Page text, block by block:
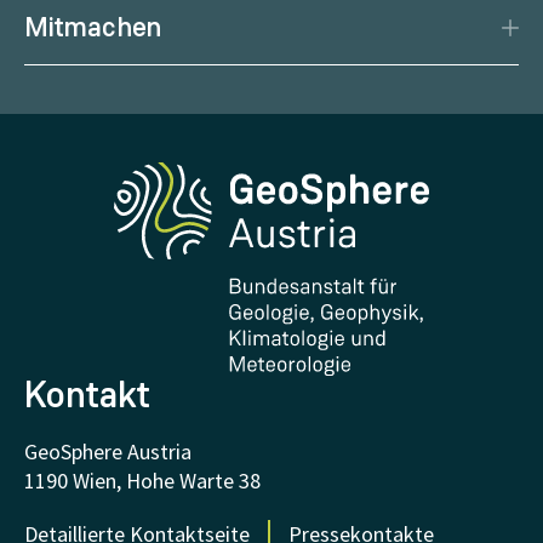
Gesundheitswetter
Management
Medien
Kontakt und Besuch
Forschung und Kooperationen
Downloads
Zertifikate und Auszeichnungen
FAQ - Häufig gestellte Fragen
Forschung unterstützen
Mitmachen
Erdbeben melden
Phenowatch.at
Kontakt
GeoSphere Austria
1190 Wien, Hohe Warte 38
Detaillierte Kontaktseite
Pressekontakte